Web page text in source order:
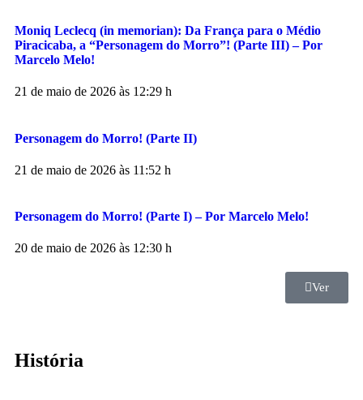
Moniq Leclecq (in memorian): Da França para o Médio
Piracicaba, a “Personagem do Morro”! (Parte III) – Por
Marcelo Melo!
21 de maio de 2026 às 12:29 h
Personagem do Morro! (Parte II)
21 de maio de 2026 às 11:52 h
Personagem do Morro! (Parte I) – Por Marcelo Melo!
20 de maio de 2026 às 12:30 h
Ver
História